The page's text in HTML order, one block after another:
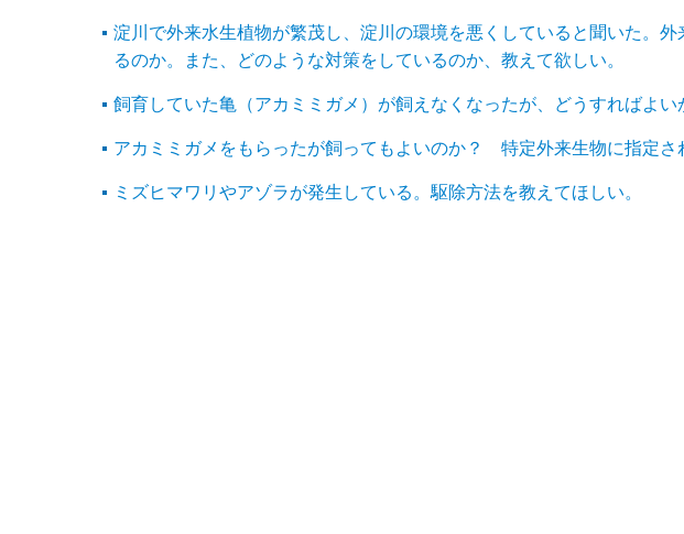
淀川で外来水生植物が繁茂し、淀川の環境を悪くしていると聞いた。
るのか。また、どのような対策をしているのか、教えて欲しい。
飼育していた亀（アカミミガメ）が飼えなくなったが、どうすればよい
アカミミガメをもらったが飼ってもよいのか？ 特定外来生物に指定さ
ミズヒマワリやアゾラが発生している。駆除方法を教えてほしい。